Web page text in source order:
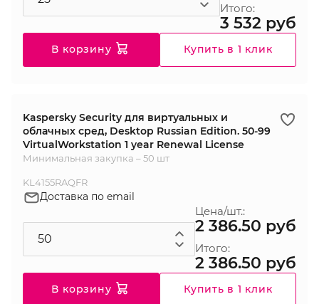
Итого:
3 532 руб
В корзину Купить в 1 клик
Kaspersky Security для виртуальных и
облачных сред, Desktop Russian Edition. 50-99
VirtualWorkstation 1 year Renewal License
Минимальная закупка – 50 шт
KL4155RAQFR
Доставка по email
Цена/шт.:
2 386.50 руб
Итого:
2 386.50 руб
В корзину Купить в 1 клик